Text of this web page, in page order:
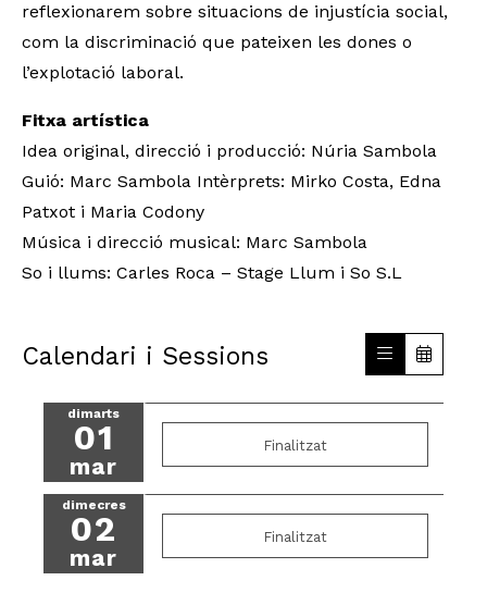
reflexionarem sobre situacions de injustícia social,
com la discriminació que pateixen les dones o
l’explotació laboral.
Fitxa artística
Idea original, direcció i producció: Núria Sambola
Guió: Marc Sambola Intèrprets: Mirko Costa, Edna
Patxot i Maria Codony
Música i direcció musical: Marc Sambola
So i llums: Carles Roca – Stage Llum i So S.L
Calendari i Sessions
dimarts
01
mar
Finalitzat
dimecres
02
mar
Finalitzat